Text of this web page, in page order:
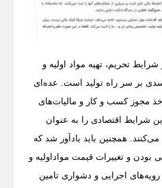
تحریم، تهیه مواد اولیه و
سدی بر سر راه تولید است. عده‌ای
مجوز کسب و کار و مالیات‌های
شرایط اقتصادی را به عنوان
همچنین باید یادآور شد که
بودن و تغییرات قیمت مواد‌اولیه و
اجرایی و دشواری تامین